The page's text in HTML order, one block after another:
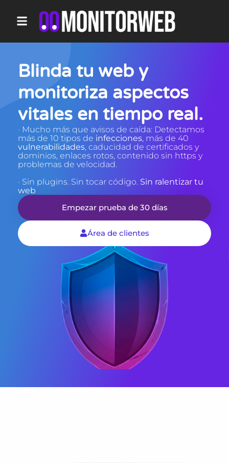
Blinda tu web y
monitoriza aspectos
vitales en tiempo real.
· Mucho más que avisos de caída: Detectamos
más de 10 tipos de infecciones, más de 40
vulnerabilidades, caducidad de certificados y
dominios, enlaces rotos, contenido sin https y
problemas de velocidad.
· Sin plugins. Sin tocar código. Sin ralentizar tu
web
Empezar prueba de 30 días
Área de clientes